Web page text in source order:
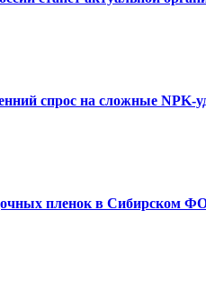
спрос на сложные NPK-
пленок в Сибирском